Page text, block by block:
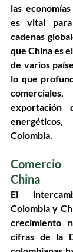
las
es vital
cadenas
que China es
de varios
lo que
exportación
Colombia.
China
El
Colombia y
crecimiento
cifras de la